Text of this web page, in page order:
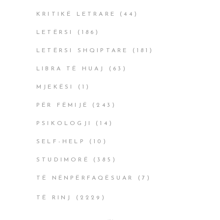
KRITIKË LETRARE (44)
LETËRSI (186)
LETËRSI SHQIPTARE (181)
LIBRA TË HUAJ (63)
MJEKËSI (1)
PËR FËMIJË (243)
PSIKOLOGJI (14)
SELF-HELP (10)
STUDIMORË (385)
TË NËNPËRFAQËSUAR (7)
TË RINJ (2229)